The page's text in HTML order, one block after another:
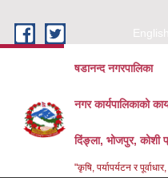
English
षडानन्द नगरपालिका
नगर कार्यपालिकाको
दिंङ्ला, भोजपुर, कोशी
"कृषि, पर्यापर्यटन र